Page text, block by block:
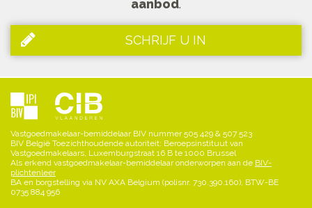
aanbod.
SCHRIJF U IN
Vastgoedmakelaar-bemiddelaar BIV nummer 505 429 & 507 523
BIV België Toezichthoudende autoriteit: Beroepsinstituut van
Vastgoedmakelaars, Luxemburgstraat 16 B te 1000 Brussel
Als erkend vastgoedmakelaar-bemiddelaar onderworpen aan de BIV-
plichtenleer
BA en borgstelling via NV AXA Belgium (polisnr. 730.390.160), BTW-BE
0735 884 956